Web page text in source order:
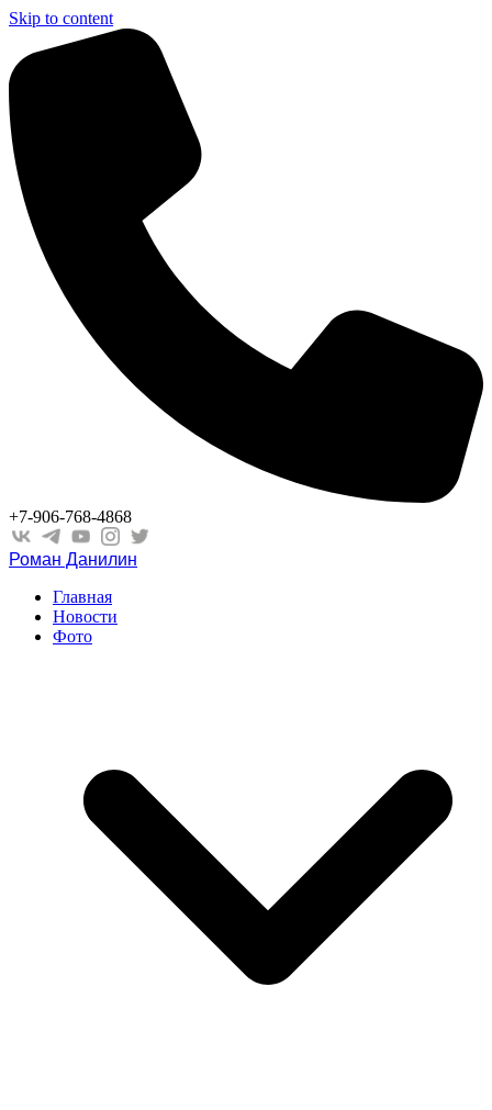
Skip to content
+7-906-768-4868
Роман Данилин
Главная
Новости
Фото